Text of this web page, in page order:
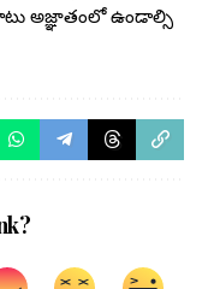
అజ్ఞాతంలో ఉండాల్సి